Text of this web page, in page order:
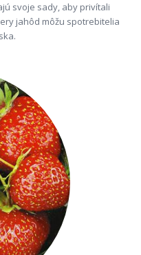
svoje sady, aby privítali
jahôd môžu spotrebitelia